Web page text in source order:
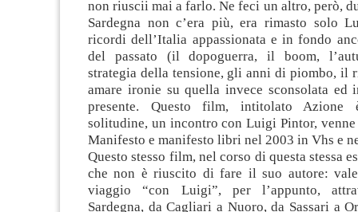
non riuscii mai a farlo. Ne feci un altro, però,
Sardegna non c’era più, era rimasto solo
ricordi dell’Italia appassionata e in fondo
del passato (il dopoguerra, il boom,
strategia della tensione, gli anni di piombo, il
amare ironie su quella invece sconsolata ed
presente. Questo film, intitolato Azione
solitudine, un incontro con Luigi Pintor,
Manifesto e manifesto libri nel 2003 in Vhs e
Questo stesso film, nel corso di questa stessa
che non è riuscito di fare il suo autore:
viaggio “con Luigi”, per l’appunto,
Sardegna, da Cagliari a Nuoro, da Sassari a